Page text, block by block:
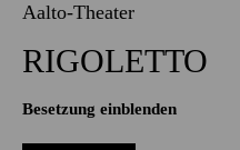
Aalto-Theater
RIGO­LETTO
Besetzung einblenden